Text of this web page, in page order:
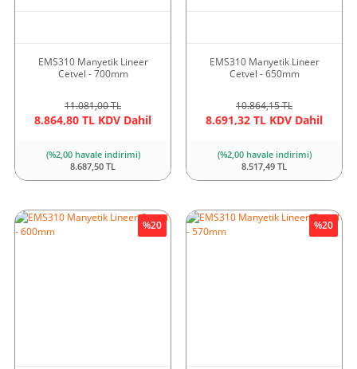
EMS310 Manyetik Lineer
Cetvel - 700mm
11.081,00 TL
8.864,80 TL KDV Dahil
(%2,00 havale indirimi)
8.687,50 TL
EMS310 Manyetik Lineer
Cetvel - 650mm
10.864,15 TL
8.691,32 TL KDV Dahil
(%2,00 havale indirimi)
8.517,49 TL
%20 %20